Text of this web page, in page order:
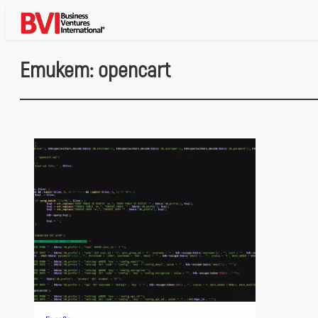
Към
съдържанието
Етикет:opencart